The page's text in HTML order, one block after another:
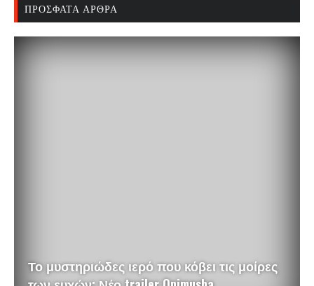
ΠΡΌΣΦΑΤΑ ΆΡΘΡΑ
Το μυστηριώδες ιερό που κόβει τις μοίρες